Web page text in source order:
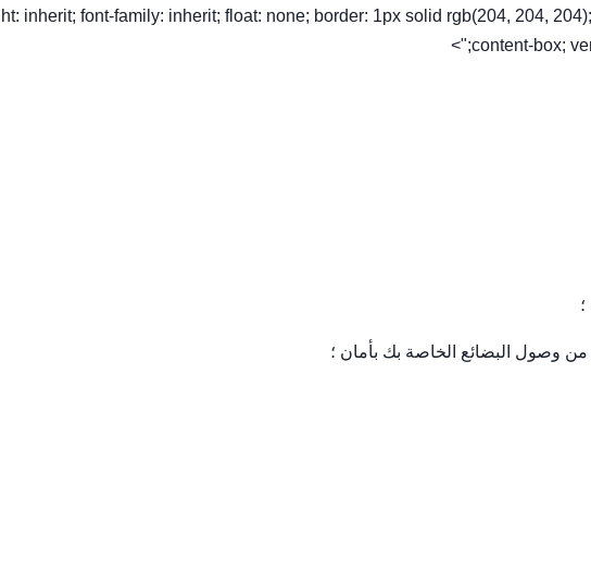
inherit; font-family: inherit; float: none; border: 1px solid rgb(204, 204,
content-box;
من وصول البضائع الخاصة بك بأمان ؛